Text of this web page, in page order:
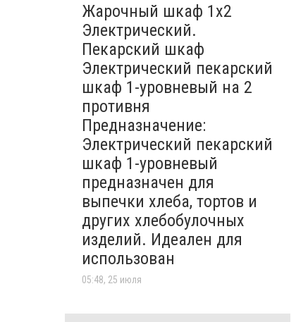
Жарочный шкаф 1х2
Электрический.
Пекарский шкаф
Электрический пекарский
шкаф 1-уровневый на 2
противня
Предназначение:
Электрический пекарский
шкаф 1-уровневый
предназначен для
выпечки хлеба, тортов и
других хлебобулочных
изделий. Идеален для
использован
05:48, 25 июля